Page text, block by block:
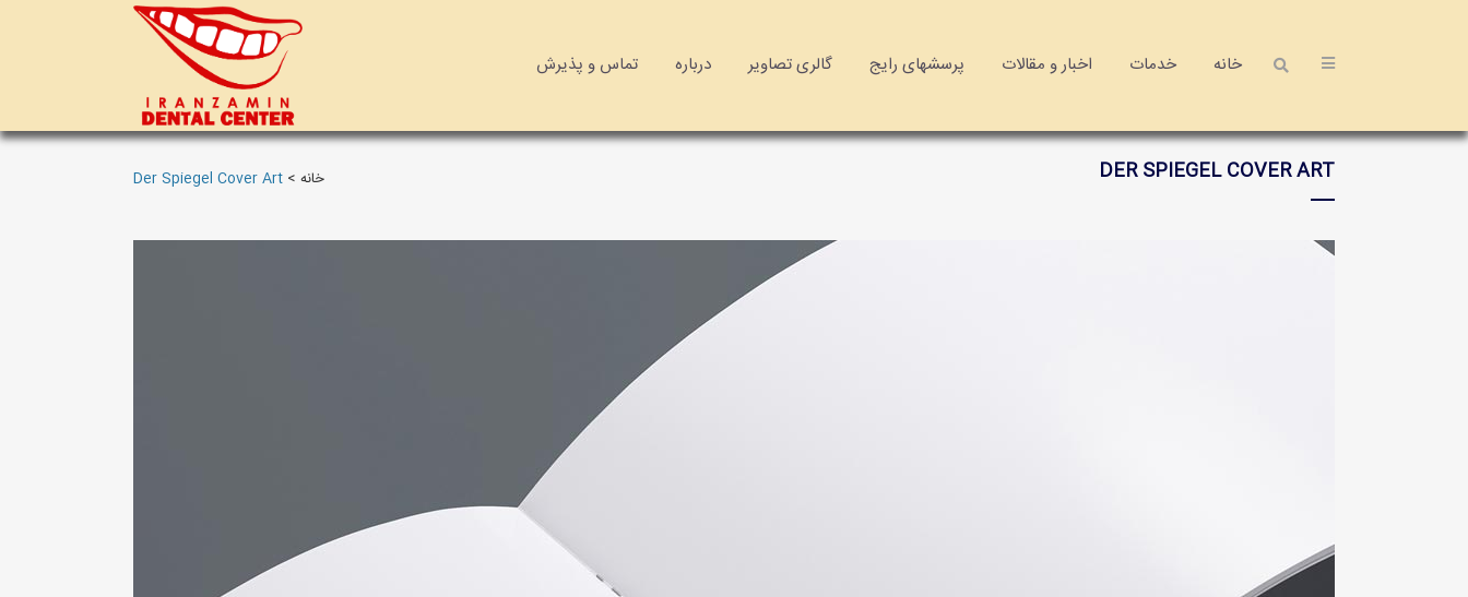
خانه خدمات اخبار و مقالات پرسشهای رایج گالری تصاویر درباره تماس و پذیرش
DER SPIEGEL COVER ART خانه >
Der Spiegel Cover Art